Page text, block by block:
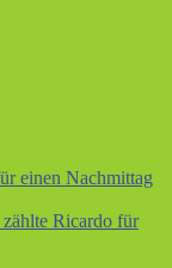
einen Nachmittag
Ricardo für